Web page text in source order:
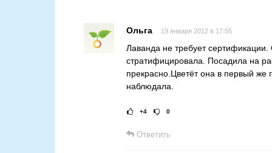
Ольга 19 января 2012 в 17:55
Лаванда не требует
стратифицировала. Посадила на
прекрасно.Цветёт она в первый же
наблюдала.
Рейтинг статьи:
+4 0
Ответить